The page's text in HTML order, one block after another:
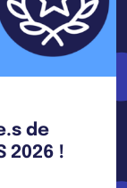
de
2026 !